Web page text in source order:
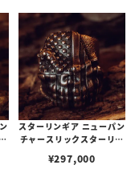
スターリンギア ニューパン
チャースリックスターリン
パーアメリカンフラッグ/
¥297,000